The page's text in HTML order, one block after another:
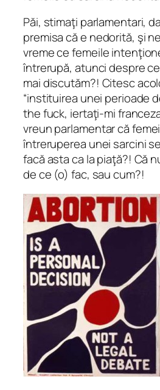
Păi, stimaţi parlamentari,
premisa că e nedorită, şi
vreme ce femeile
întrerupă, atunci despre
mai discutăm?! Citesc
“instituirea unei perioade
the fuck, iertaţi-mi
vreun parlamentar că
întreruperea unei sarcini
facă asta ca la piaţă?! Că
de ce (o) fac, sau cum?!